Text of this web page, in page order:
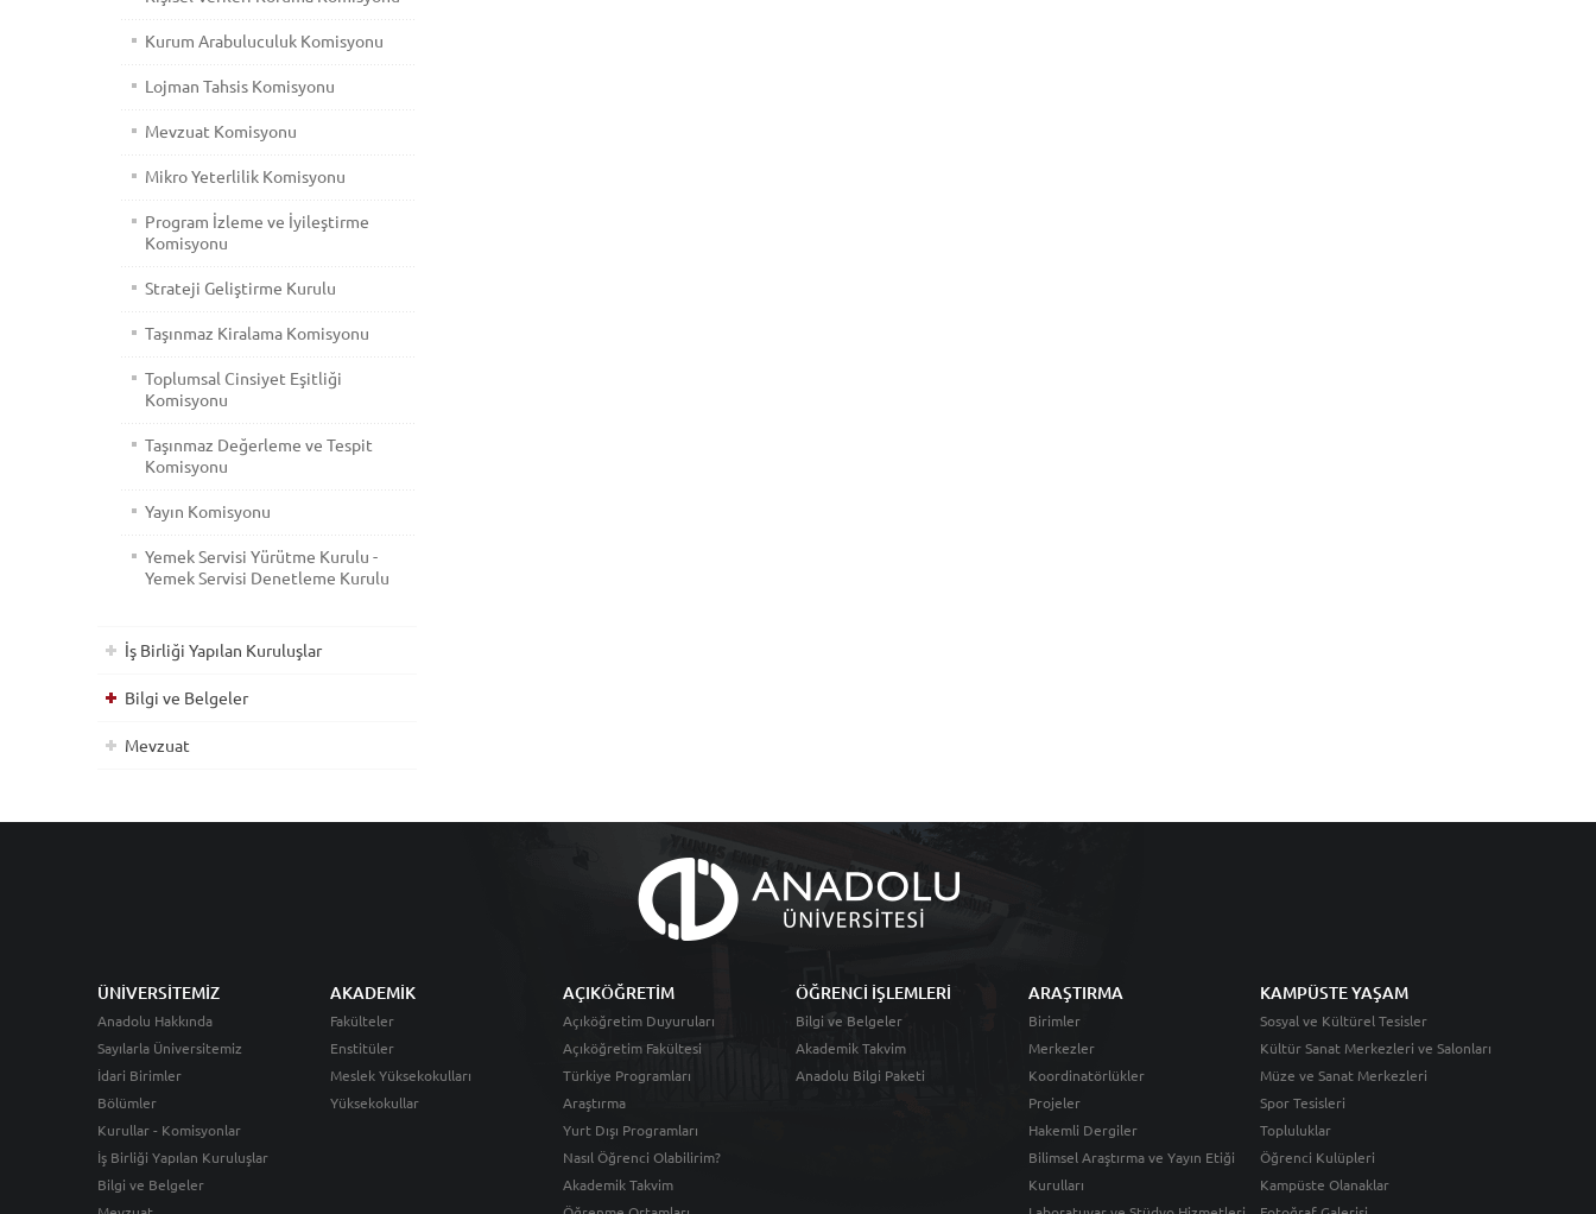
Kurum Arabuluculuk Komisyonu
Lojman Tahsis Komisyonu
Mevzuat Komisyonu
Mikro Yeterlilik Komisyonu
Program İzleme ve İyileştirme
Komisyonu
Strateji Geliştirme Kurulu
Taşınmaz Kiralama Komisyonu
Toplumsal Cinsiyet Eşitliği
Komisyonu
Taşınmaz Değerleme ve Tespit
Komisyonu
Yayın Komisyonu
Yemek Servisi Yürütme Kurulu -
Yemek Servisi Denetleme Kurulu
İş Birliği Yapılan Kuruluşlar
Bilgi ve Belgeler
Mevzuat
ÜNİVERSİTEMİZ
Anadolu Hakkında
Sayılarla Üniversitemiz
İdari Birimler
Bölümler
Kurullar - Komisyonlar
İş Birliği Yapılan Kuruluşlar
Bilgi ve Belgeler
AKADEMİK
Fakülteler
Enstitüler
Meslek Yüksekokulları
Yüksekokullar
AÇIKÖĞRETİM
Açıköğretim Duyuruları
Açıköğretim Fakültesi
Türkiye Programları
Araştırma
Yurt Dışı Programları
Nasıl Öğrenci Olabilirim?
Akademik Takvim
ÖĞRENCİ İŞLEMLERİ
Bilgi ve Belgeler
Akademik Takvim
Anadolu Bilgi Paketi
ARAŞTIRMA
Birimler
Merkezler
Koordinatörlükler
Projeler
Hakemli Dergiler
Bilimsel Araştırma ve Yayın Etiği
Kurulları
KAMPÜSTE YAŞAM
Sosyal ve Kültürel Tesisler
Kültür Sanat Merkezleri ve Salonları
Müze ve Sanat Merkezleri
Spor Tesisleri
Topluluklar
Öğrenci Kulüpleri
Kampüste Olanaklar